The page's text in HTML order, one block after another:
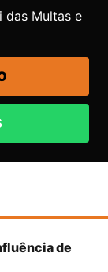
das Multas e
de